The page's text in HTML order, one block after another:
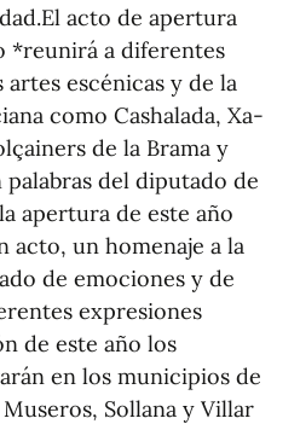
acto de apertura
*reunirá a diferentes
escénicas y de la
como Cashalada, Xa-
de la Brama y
del diputado de
apertura de este año
acto, un homenaje a la
de emociones y de
expresiones
de este año los
en los municipios de
Sollana y Villar